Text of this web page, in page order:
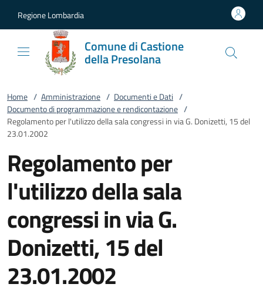
Regione Lombardia
Comune di Castione
della Presolana
Home / Amministrazione / Documenti e Dati /
Documento di programmazione e rendicontazione /
Regolamento per l'utilizzo della sala congressi in via G. Donizetti, 15 del
23.01.2002
Regolamento per
l'utilizzo della sala
congressi in via G.
Donizetti, 15 del
23.01.2002